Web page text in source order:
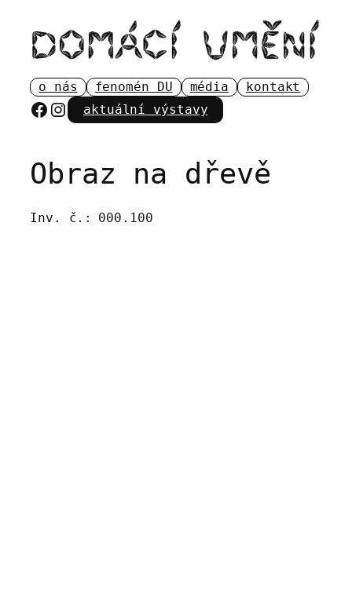
obsah
o nás fenomén DU média kontakt
Facebook
Instagram
aktuální výstavy
Obraz na dřevě
Inv. č.: 000.100